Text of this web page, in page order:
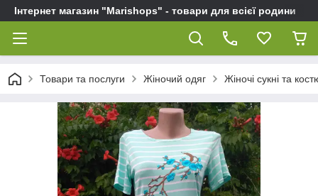
Інтернет магазин "Marishops" - товари для всієї родини
Товари та послуги Жіночий одяг Жіночі сукні та